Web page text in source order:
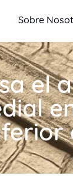
Sobre
el